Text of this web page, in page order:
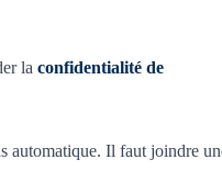
la confidentialité de
automatique. Il faut joindre